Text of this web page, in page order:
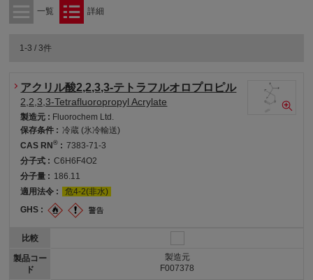
一覧 詳細
1-3 / 3件
アクリル酸2,2,3,3-テトラフルオロプロピル
2,2,3,3-Tetrafluoropropyl Acrylate
製造元 : Fluorochem Ltd.
保存条件 : 冷蔵 (氷冷輸送)
CAS RN® : 7383-71-3
分子式 : C6H6F4O2
分子量 : 186.11
適用法令 :
危4-2(非水)
GHS :
比較
製品コー
ド
製造元
F007378